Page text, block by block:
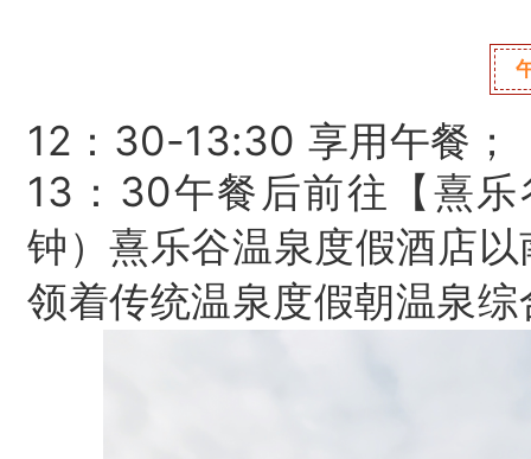
12： 30-13:30 享用午餐；
13： 30午餐后前往【熹
钟）熹乐谷温泉度假酒店
领着传统温泉度假朝温泉